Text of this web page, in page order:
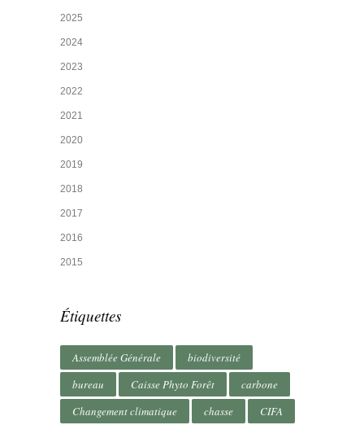
2025
2024
2023
2022
2021
2020
2019
2018
2017
2016
2015
Étiquettes
Assemblée Générale
biodiversité
bureau
Caisse Phyto Forêt
carbone
Changement climatique
chasse
CIFA